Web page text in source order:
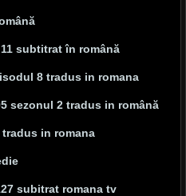
subtitrat în română
8 tradus in romana
sezonul 2 tradus in română
in romana
subitrat romana tv